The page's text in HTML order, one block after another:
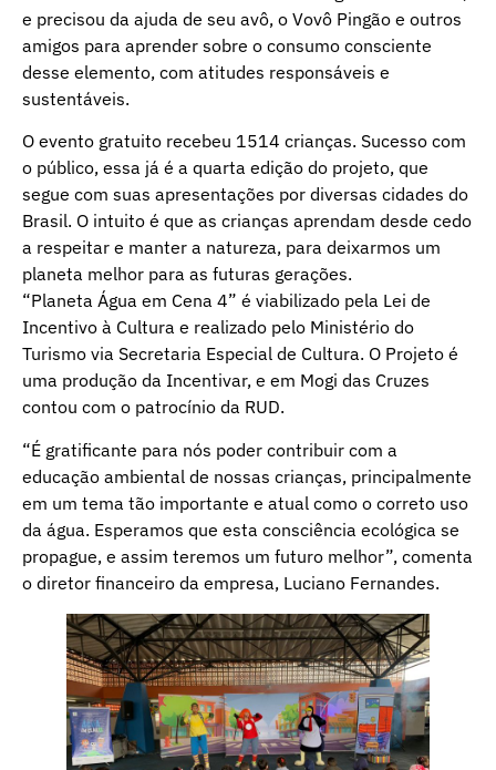
e precisou da ajuda de seu avô, o Vovô Pingão e outros
amigos para aprender sobre o consumo consciente
desse elemento, com atitudes responsáveis e
sustentáveis.
O evento gratuito recebeu 1514 crianças. Sucesso com
o público, essa já é a quarta edição do projeto, que
segue com suas apresentações por diversas cidades do
Brasil. O intuito é que as crianças aprendam desde cedo
a respeitar e manter a natureza, para deixarmos um
planeta melhor para as futuras gerações.
“Planeta Água em Cena 4” é viabilizado pela Lei de
Incentivo à Cultura e realizado pelo Ministério do
Turismo via Secretaria Especial de Cultura. O Projeto é
uma produção da Incentivar, e em Mogi das Cruzes
contou com o patrocínio da RUD.
“É gratificante para nós poder contribuir com a
educação ambiental de nossas crianças, principalmente
em um tema tão importante e atual como o correto uso
da água. Esperamos que esta consciência ecológica se
propague, e assim teremos um futuro melhor”, comenta
o diretor financeiro da empresa, Luciano Fernandes.